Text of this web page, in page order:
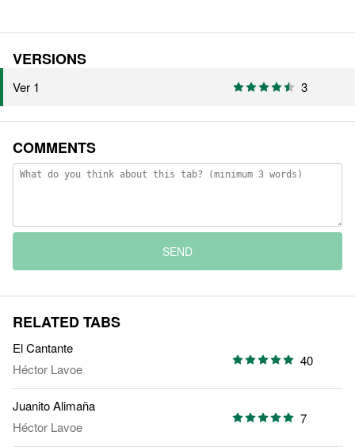
VERSIONS
Ver 1 3
COMMENTS
SEND
RELATED TABS
El Cantante
Héctor Lavoe
40
Juanito Alimaña
Héctor Lavoe
7